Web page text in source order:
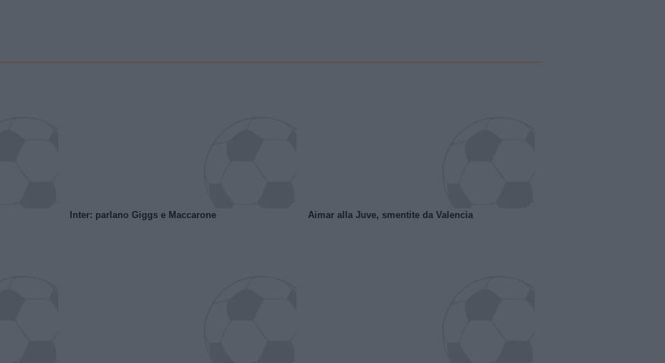
Inter: parlano Giggs e Maccarone Aimar alla Juve, smentite da Valencia